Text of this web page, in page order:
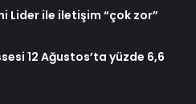
Lider ile iletişim “çok zor”
12 Ağustos’ta yüzde 6,6